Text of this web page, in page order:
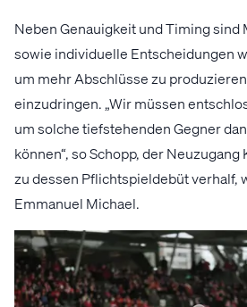
Neben Genauigkeit und Timing
sowie individuelle Entscheidungen
um mehr Abschlüsse zu
einzudringen. „Wir müssen
um solche tiefstehenden Gegner
können“, so Schopp, der
zu dessen Pflichtspieldebüt verhalf,
Emmanuel Michael.